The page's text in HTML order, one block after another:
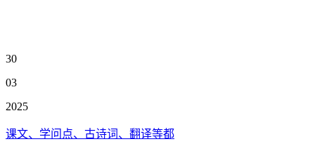
30
03
2025
课文、学问点、古诗词、翻译等都